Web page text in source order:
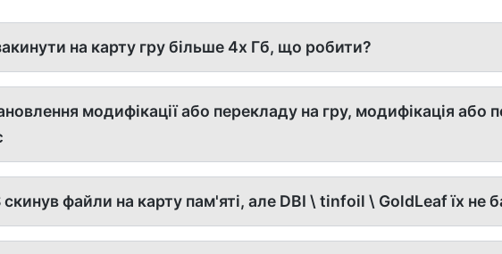
на карту гру більше 4х Гб, що робити?
модифікації або перекладу на гру, модифікація або
файли на карту пам'яті, але DBI \ tinfoil \ GoldLeaf їх не